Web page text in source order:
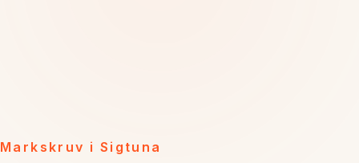
Markskruv i Sigtuna